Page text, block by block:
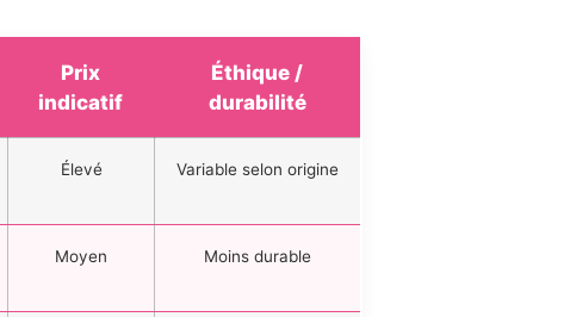
Prix
indicatif
Éthique /
durabilité
Élevé Variable selon origine
Moyen Moins durable